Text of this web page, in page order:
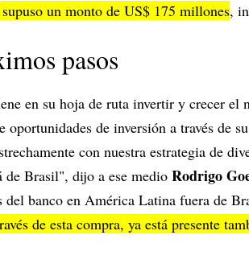
un monto de US$ 175 millones,
pasos
en su hoja de ruta invertir y crecer el
oportunidades de inversión a través de
con nuestra estrategia de
de Brasil", dijo a ese medio Rodrigo
del banco en América Latina fuera de
de esta compra, ya está presente